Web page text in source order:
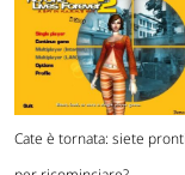
Cate è tornata: siete pronti